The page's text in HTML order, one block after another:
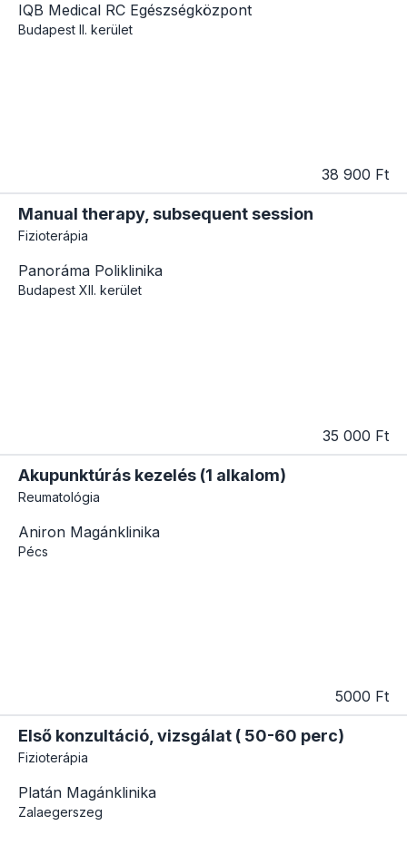
IQB Medical RC Egészségközpont
Budapest II. kerület
38 900 Ft
Manual therapy, subsequent session
Fizioterápia
Panoráma Poliklinika
Budapest XII. kerület
35 000 Ft
Akupunktúrás kezelés (1 alkalom)
Reumatológia
Aniron Magánklinika
Pécs
5000 Ft
Első konzultáció, vizsgálat ( 50-60 perc)
Fizioterápia
Platán Magánklinika
Zalaegerszeg